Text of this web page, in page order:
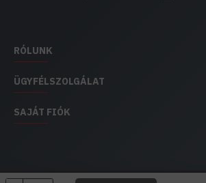
RÓLUNK
ÜGYFÉLSZOLGÁLAT
SAJÁT FIÓK
EH IMPEX / Copyright © 1991-2025